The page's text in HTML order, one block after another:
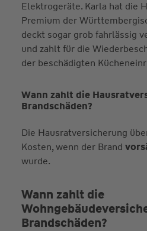
Elektrogeräte. Karla hat die
Premium der
deckt sogar grob fahrlässig
und zahlt für die
der beschädigten
Wann zahlt die
Brandschäden?
Die Hausratversicherung
Kosten, wenn der Brand
wurde.
Wann zahlt die
Brandschäden?